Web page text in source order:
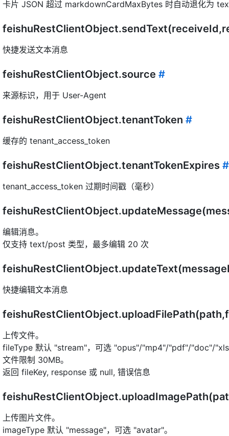
卡片 JSON 超过 markdownCardMaxBytes 时自动退化为
快捷发送文本消息
feishuRestClientObject.source #
来源标识，用于 User-Agent
feishuRestClientObject.tenantToken #
缓存的 tenant_access_token
feishuRestClientObject.tenantTokenExpires #
tenant_access_token 过期时间戳（毫秒）
编辑消息。
仅支持 text/post 类型，最多编辑 20 次
快捷编辑文本消息
上传文件。
fileType 默认 "stream"，可选 "opus"/"mp4"/"pdf"/"doc"/
文件限制 30MB。
返回 fileKey, response 或 null, 错误信息
上传图片文件。
imageType 默认 "message"，可选 "avatar"。